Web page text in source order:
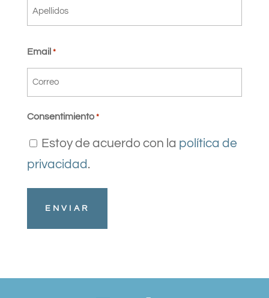
Nombre
Email *
Consentimiento *
Estoy de acuerdo con la política de
privacidad.